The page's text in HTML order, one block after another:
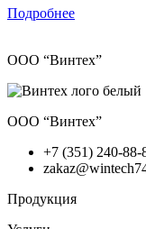
Подробнее
ООО “Винтех”
ООО “Винтех”
+7 (351) 240-88-
Продукция